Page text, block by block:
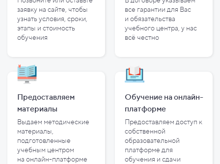
заявку на сайте, чтобы
узнать условия, сроки,
этапы и стоимость
обучения
все гарантии для Вас
и обязательства
учебного центра, у нас
всё честно
Предоставляем
материалы
Выдаем методические
материалы,
подготовленные
учебным центром
на онлайн-платформе
Обучение на онлайн-
платформе
Предоставляем доступ к
собственной
образовательной
платформе для
обучения и сдачи